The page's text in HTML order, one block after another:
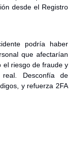
desde el Registro
podría haber
que afectarían
el riesgo de fraude y
Desconfía de
y refuerza 2FA